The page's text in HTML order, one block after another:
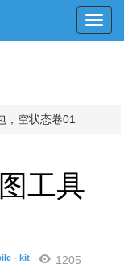
，空状态卷01
工具
- kit
1205